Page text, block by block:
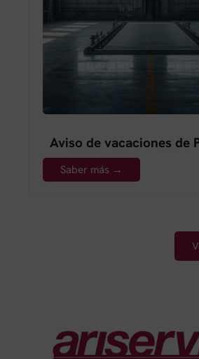
Aviso de vacaciones de
Saber más →